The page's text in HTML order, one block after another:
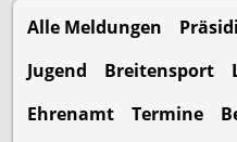
Alle Meldungen
Jugend
Breitensport
Ehrenamt
Termine